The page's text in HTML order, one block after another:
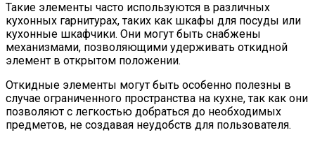
Такие элементы часто используются в различных
кухонных гарнитурах, таких как шкафы для посуды или
кухонные шкафчики. Они могут быть снабжены
механизмами, позволяющими удерживать откидной
элемент в открытом положении.
Откидные элементы могут быть особенно полезны в
случае ограниченного пространства на кухне, так как они
позволяют с легкостью добраться до необходимых
предметов, не создавая неудобств для пользователя.